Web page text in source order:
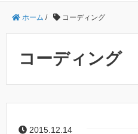
ホーム / コーディング
コーディング
2015.12.14